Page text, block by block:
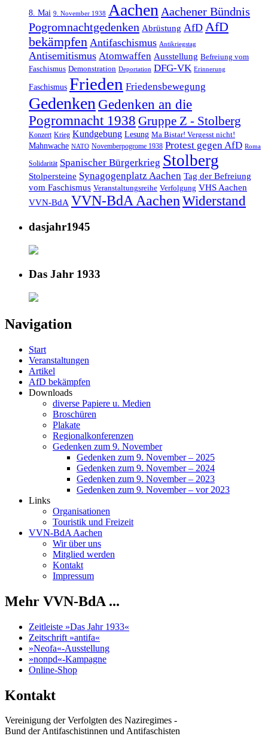
8. Mai 9. November 1938 Aachen Aachener Bündnis
Pogromnachtgedenken Abrüstung AfD AfD
bekämpfen Antifaschismus Antikriegstag
Antisemitismus Atomwaffen Ausstellung Befreiung vom
Faschismus Demonstration Deportation DFG-VK Erinnerung
Faschismus Frieden Friedensbewegung
Gedenken Gedenken an die
Pogromnacht 1938 Gruppe Z - Stolberg
Konzert Krieg Kundgebung Lesung Ma Bistar! Vergesst nicht!
Mahnwache NATO Novemberpogrome 1938 Protest gegen AfD Roma
Solidarität Spanischer Bürgerkrieg Stolberg
Stolpersteine Synagogenplatz Aachen Tag der Befreiung
vom Faschismus Veranstaltungsreihe Verfolgung VHS Aachen
VVN-BdA VVN-BdA AachenWiderstand
dasjahr1945
Das Jahr 1933
Navigation
Start
Veranstaltungen
Artikel
AfD bekämpfen
Downloads
diverse Papiere u. Medien
Broschüren
Plakate
Regionalkonferenzen
Gedenken zum 9. November
Gedenken zum 9. November – 2025
Gedenken zum 9. November – 2024
Gedenken zum 9. November – 2023
Gedenken zum 9. November – vor 2023
Links
Organisationen
Touristik und Freizeit
VVN-BdA Aachen
Wir über uns
Mitglied werden
Kontakt
Impressum
Mehr VVN-BdA ...
Zeitleiste »Das Jahr 1933«
Zeitschrift »antifa«
»Neofa«-Ausstellung
»nonpd«-Kampagne
Online-Shop
Kontakt
Vereinigung der Verfolgten des Naziregimes -
Bund der Antifaschistinnen und Antifaschisten